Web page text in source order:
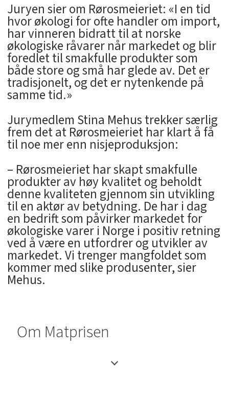
Juryen sier om Rørosmeieriet: «I en tid
hvor økologi for ofte handler om import,
har vinneren bidratt til at norske
økologiske råvarer når markedet og blir
foredlet til smakfulle produkter som
både store og små har glede av. Det er
tradisjonelt, og det er nytenkende på
samme tid.»
Jurymedlem Stina Mehus trekker særlig
frem det at Rørosmeieriet har klart å få
til noe mer enn nisjeproduksjon:
– Rørosmeieriet har skapt smakfulle
produkter av høy kvalitet og beholdt
denne kvaliteten gjennom sin utvikling
til en aktør av betydning. De har i dag
en bedrift som påvirker markedet for
økologiske varer i Norge i positiv retning
ved å være en utfordrer og utvikler av
markedet. Vi trenger mangfoldet som
kommer med slike produsenter, sier
Mehus.
Om Matprisen
Matprisen løfter fram og hedrer